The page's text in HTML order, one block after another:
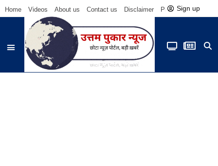
Home Videos About us Contact us Disclaimer Privacy Policy
Sign up